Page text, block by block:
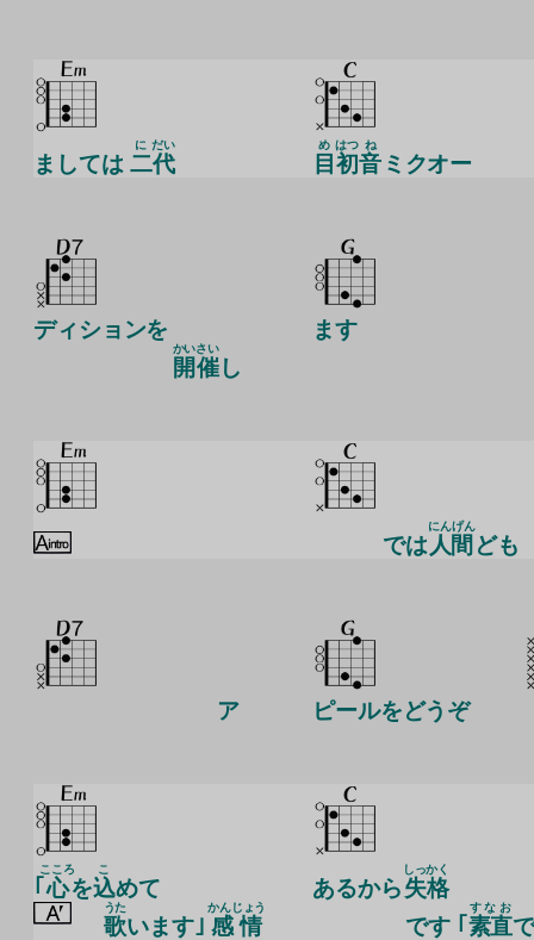
ましては 二
に
代
だい
目
め
初
はつ
音
ね
ミクオー
ディションを
開
かい
催
さい
し
ます
では 人間
にんげん
ども
ア ピールをどうぞ
｢心
こころ
を込
こ
めて
歌
うた
います｣感情
かんじょう
あるから失
しっ
格
かく
です ｢ 素直
すなお
で